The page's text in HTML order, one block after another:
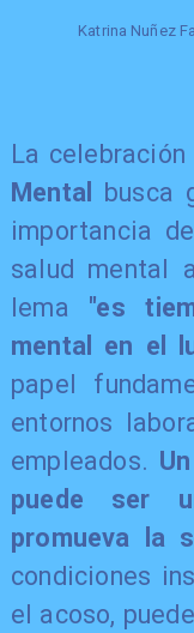
Katrina Nuñez
La celebración
Mental
busca
importancia
salud mental
lema "es
mental en el
papel
entornos
empleados.
puede ser
promueva la
condiciones
el acoso,